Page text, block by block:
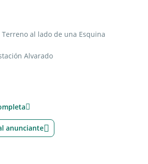
Terreno al lado de una Esquina
Alvarado
disponibles: luz, agua, gas
para construir tu hogar o un proyecto
única.
anunciante